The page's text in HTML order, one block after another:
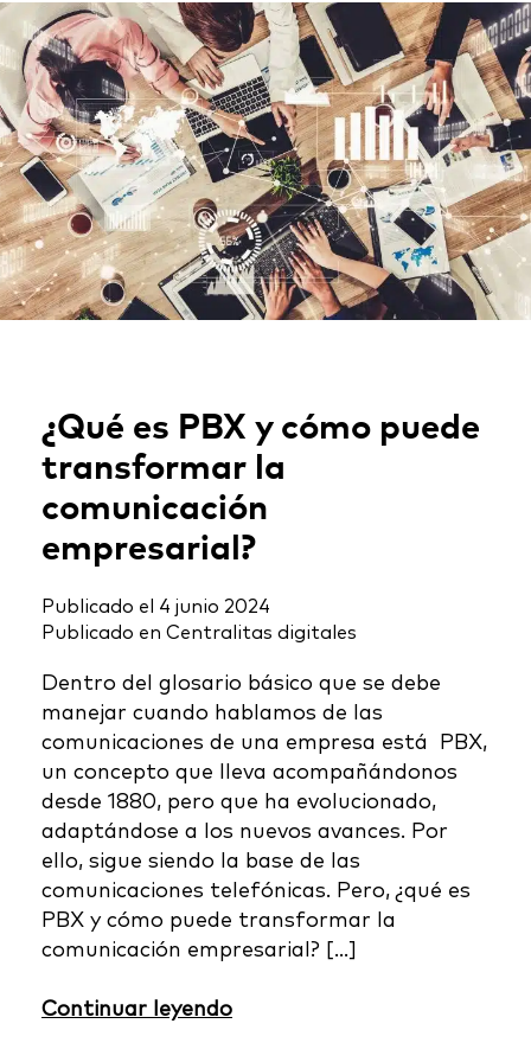
¿Qué es PBX y cómo puede
transformar la
comunicación
empresarial?
Publicado el 4 junio 2024
Publicado en Centralitas digitales
Dentro del glosario básico que se debe
manejar cuando hablamos de las
comunicaciones de una empresa está PBX,
un concepto que lleva acompañándonos
desde 1880, pero que ha evolucionado,
adaptándose a los nuevos avances. Por
ello, sigue siendo la base de las
comunicaciones telefónicas. Pero, ¿qué es
PBX y cómo puede transformar la
comunicación empresarial? […]
Continuar leyendo